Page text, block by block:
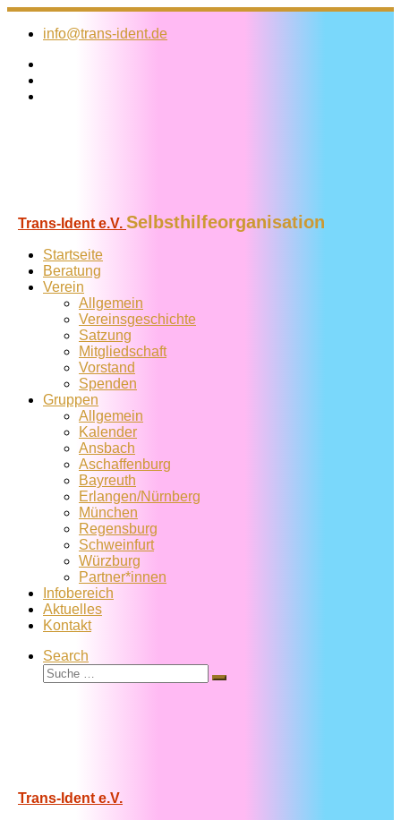
Zum
Inhalt
info@trans-ident.de
Trans-Ident e.V. Selbsthilfeorganisation
Startseite
Beratung
Verein
Allgemein
Vereins­geschichte
Satzung
Mitglied­schaft
Vorstand
Spenden
Gruppen
Allgemein
Kalender
Ansbach
Aschaffenburg
Bayreuth
Erlangen/Nürnberg
München
Regensburg
Schweinfurt
Würzburg
Partner*innen
Infobereich
Aktuelles
Kontakt
Search
Suche
Suche
Trans-Ident e.V.